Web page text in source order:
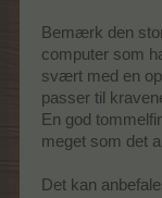
Bemærk den
computer som
svært med en
passer til
En god
meget som det
Det kan